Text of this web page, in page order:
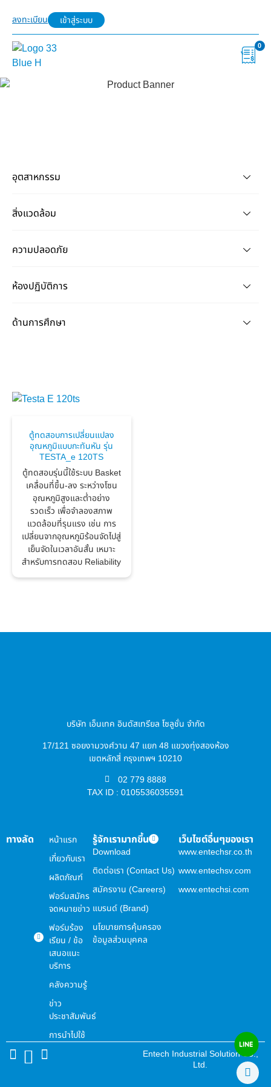
ลงทะเบียน เข้าสู่ระบบ
0
อุตสาหกรรม
สิ่งแวดล้อม
ความปลอดภัย
ห้องปฏิบัติการ
ด้านการศึกษา
ตู้ทดสอบการเปลี่ยนแปลง
อุณหภูมิแบบกะทันหัน รุ่น
TESTA_e 120TS
ตู้ทดสอบรุ่นนี้ใช้ระบบ Basket
เคลื่อนที่ขึ้น-ลง ระหว่างโซน
อุณหภูมิสูงและต่ำอย่าง
รวดเร็ว เพื่อจำลองสภาพ
แวดล้อมที่รุนแรง เช่น การ
เปลี่ยนจากอุณหภูมิร้อนจัดไปสู่
เย็นจัดในเวลาอันสั้น เหมาะ
สำหรับการทดสอบ Reliability
บริษัท เอ็นเทค อินดัสเทรียล โซลูชั่น จำกัด
17/121 ซอยงามวงศ์วาน 47 แยก 48 แขวงทุ่งสองห้อง
เขตหลักสี่ กรุงเทพฯ 10210
02 779 8888
TAX ID : 0105536035591
ทางลัด
หน้าแรก
เกี่ยวกับเรา
ผลิตภัณฑ์
ฟอร์มสมัคร
จดหมายข่าว
ฟอร์มร้อง
เรียน / ข้อ
เสนอแนะ
บริการ
คลังความรู้
ข่าว
ประชาสัมพันธ์
การนำไปใช้
รู้จักเรามากขึ้น
Download
ติดต่อเรา (Contact Us)
สมัครงาน (Careers)
แบรนด์ (Brand)
นโยบายการคุ้มครอง
ข้อมูลส่วนบุคคล
เว็บไซต์อื่นๆของเรา
www.entechsr.co.th
www.entechsv.com
www.entechsi.com
Entech Industrial Solution Co.,
Ltd.